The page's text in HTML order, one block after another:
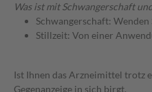
Was ist mit Schwangerschaft
Schwangerschaft:
Stillzeit: Von einer
Ist Ihnen das Arzneimittel trotz
Gegenanzeige in sich birgt.